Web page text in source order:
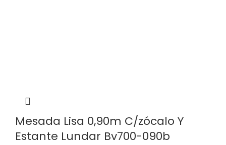
Mesada Lisa 0,90m C/zócalo Y
Estante Lundar Bv700-090b